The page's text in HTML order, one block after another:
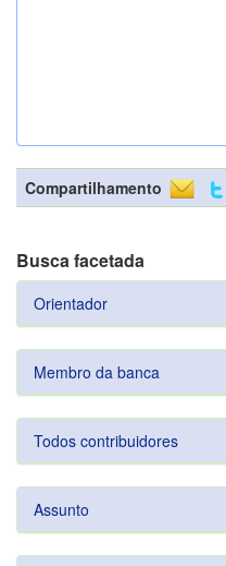
Compartilhamento
Busca facetada
Orientador
Membro da banca
Todos contribuidores
Assunto